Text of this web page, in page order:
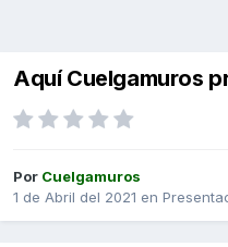
Aquí Cuelgamuros
Por Cuelgamuros
1 de Abril del 2021 en